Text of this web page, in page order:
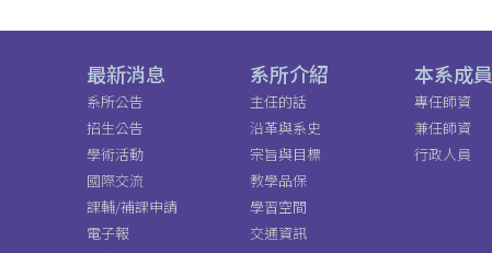
最新消息
系所公告
招生公告
學術活動
國際交流
課輔/補課申請
電子報
系所介紹
主任的話
沿革與系史
宗旨與目標
教學品保
學習空間
交通資訊
本系成員
專任師資
兼任師資
行政人員